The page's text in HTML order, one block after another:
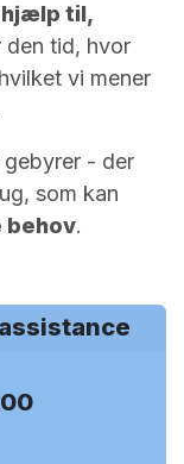
hjælp til,
den tid, hvor
vi mener
gebyrer - der
som kan
behov.